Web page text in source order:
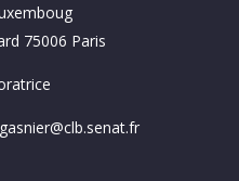
75006 Paris